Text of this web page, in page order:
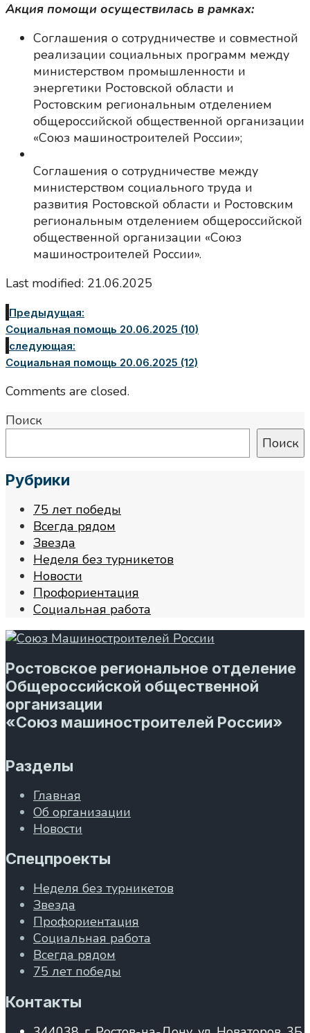
Акция помощи осуществилась в рамках:
Соглашения о сотрудничестве и совместной
реализации социальных программ между
министерством промышленности и
энергетики Ростовской области и
Ростовским региональным отделением
общероссийской общественной организации
«Союз машиностроителей России»;
Соглашения о сотрудничестве между
министерством социального труда и
развития Ростовской области и Ростовским
региональным отделением общероссийской
общественной организации «Союз
машиностроителей России».
Last modified: 21.06.2025
Предыдущая:
Социальная помощь 20.06.2025 (10)
следующая:
Социальная помощь 20.06.2025 (12)
Comments are closed.
Поиск
Поиск
Рубрики
75 лет победы
Всегда рядом
Звезда
Неделя без турникетов
Новости
Профориентация
Социальная работа
Ростовское региональное отделение
Общероссийской общественной
организации
«Союз машиностроителей России»
Разделы
Главная
Об организации
Новости
Спецпроекты
Неделя без турникетов
Звезда
Профориентация
Социальная работа
Всегда рядом
75 лет победы
Контакты